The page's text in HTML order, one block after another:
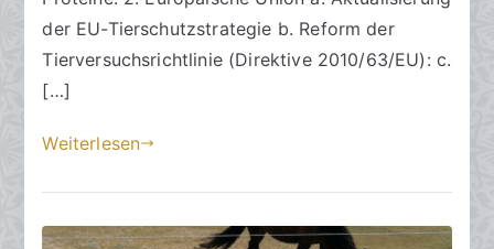
0
2
5
der EU-Tierschutzstrategie b. Reform der
Tierversuchsrichtlinie (Direktive 2010/63/EU): c.
[…]
Weiterlesen